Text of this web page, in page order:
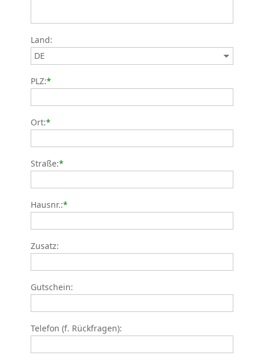
Land:
PLZ:*
Ort:*
Straße:*
Hausnr.:*
Zusatz:
Gutschein:
Telefon (f. Rückfragen):